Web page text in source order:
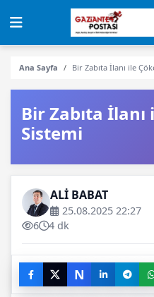
Ana Sayfa Bir Zabıta İlanı ile
Bir Zabıta
Sistemi
ALİ BABAT
25.08.2025 22:27
6
4 dk
N